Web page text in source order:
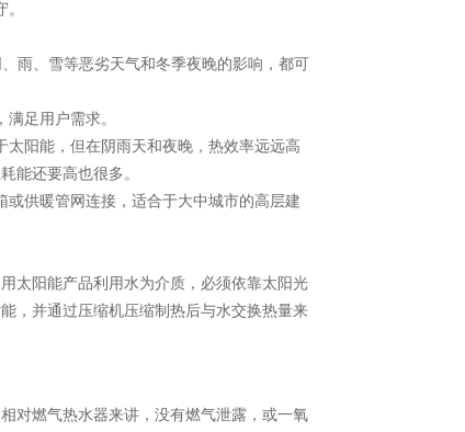
雨、雪等恶劣天气和冬季夜晚的影响，都可
足用户需求。
阳能，但在阴雨天和夜晚，热效率远远高
能还要高也很多。
供暖管网连接，适合于大中城市的高层建
太阳能产品利用水为介质，必须依靠太阳光
，并通过压缩机压缩制热后与水交换热量来
对燃气热水器来讲，没有燃气泄露，或一氧